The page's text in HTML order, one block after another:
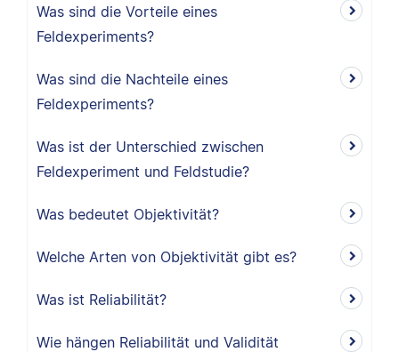
Was sind die Vorteile eines
Feldexperiments?
Was sind die Nachteile eines
Feldexperiments?
Was ist der Unterschied zwischen
Feldexperiment und Feldstudie?
Was bedeutet Objektivität?
Welche Arten von Objektivität gibt es?
Was ist Reliabilität?
Wie hängen Reliabilität und Validität